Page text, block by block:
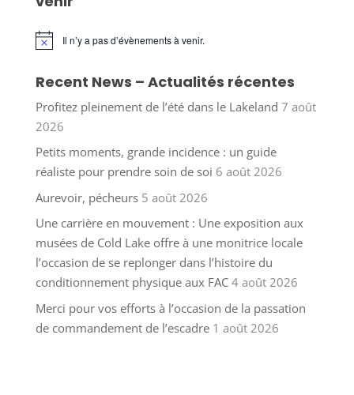
Notice Il n’y a pas d’évènements à venir.
Recent News – Actualités récentes
Profitez pleinement de l’été dans le Lakeland 7 août
2026
Petits moments, grande incidence : un guide
réaliste pour prendre soin de soi 6 août 2026
Aurevoir, pécheurs 5 août 2026
Une carrière en mouvement : Une exposition aux
musées de Cold Lake offre à une monitrice locale
l’occasion de se replonger dans l’histoire du
conditionnement physique aux FAC 4 août 2026
Merci pour vos efforts à l’occasion de la passation
de commandement de l’escadre 1 août 2026